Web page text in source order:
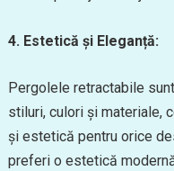
4. Estetică și Eleganță:
Pergolele retractabile
stiluri, culori și materiale,
și estetică pentru orice
preferi o estetică